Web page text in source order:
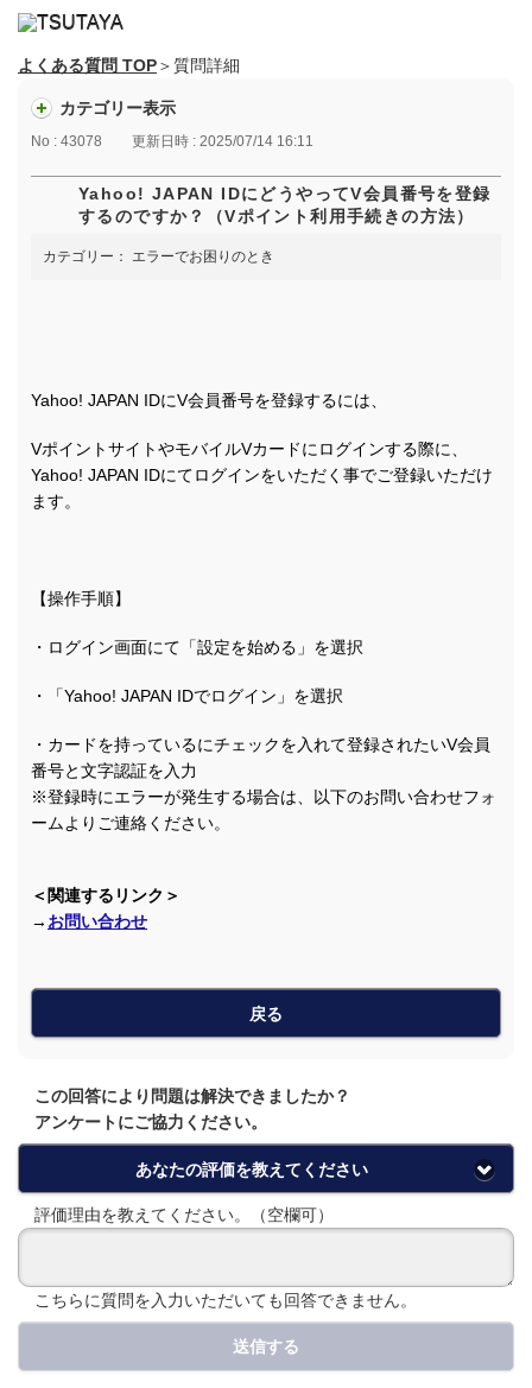
よくある質問 TOP＞質問詳細
カテゴリー表示
No : 43078 更新日時 : 2025/07/14 16:11
Yahoo! JAPAN IDにどうやってV会員番号を登録
するのですか？（Vポイント利用手続きの方法）
カテゴリー： エラーでお困りのとき
Yahoo! JAPAN IDにV会員番号を登録するには、
VポイントサイトやモバイルVカードにログインする際に、
Yahoo! JAPAN IDにてログインをいただく事でご登録いただけ
ます。
【操作手順】
・ログイン画面にて「設定を始める」を選択
・「Yahoo! JAPAN IDでログイン」を選択
・カードを持っているにチェックを入れて登録されたいV会員
番号と文字認証を入力
※登録時にエラーが発生する場合は、以下のお問い合わせフォ
ームよりご連絡ください。
＜関連するリンク＞
→ お問い合わせ
戻る
この回答により問題は解決できましたか？
アンケートにご協力ください。
あなたの評価を教えてください
評価理由を教えてください。（空欄可）
こちらに質問を入力いただいても回答できません。
送信する